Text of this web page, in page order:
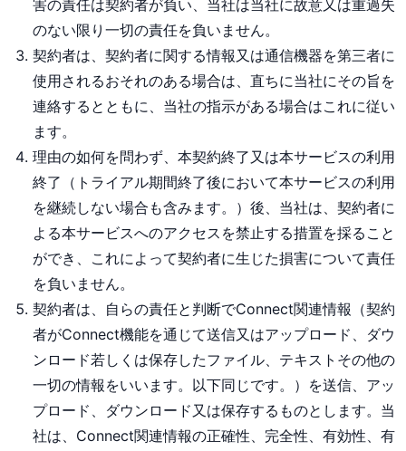
害の責任は契約者が負い、当社は当社に故意又は重過失
のない限り一切の責任を負いません。
契約者は、契約者に関する情報又は通信機器を第三者に
使用されるおそれのある場合は、直ちに当社にその旨を
連絡するとともに、当社の指示がある場合はこれに従い
ます。
理由の如何を問わず、本契約終了又は本サービスの利用
終了（トライアル期間終了後において本サービスの利用
を継続しない場合も含みます。）後、当社は、契約者に
よる本サービスへのアクセスを禁止する措置を採ること
ができ、これによって契約者に生じた損害について責任
を負いません。
契約者は、自らの責任と判断でConnect関連情報（契約
者がConnect機能を通じて送信又はアップロード、ダウ
ンロード若しくは保存したファイル、テキストその他の
一切の情報をいいます。以下同じです。）を送信、アッ
プロード、ダウンロード又は保存するものとします。当
社は、Connect関連情報の正確性、完全性、有効性、有